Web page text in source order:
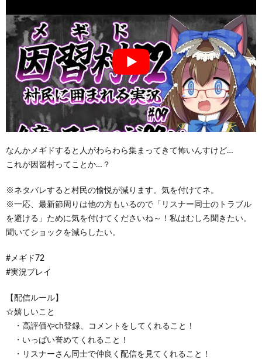
なんかメギドすると人がわらわら集まってきて怖いんすけど…
これが因習村ってことか…？
※ネタバレすると村民の愉悦が減ります。気を付けてネ。
※一応、最新節周りは他の方もいるので「リスナー同士のトラブル
を避ける」ために気を付けてくださいね～！私はむしろ聞きたい。
聞いてショックを減らしたい。
#メギド72
#実況プレイ
【配信ルール】
☆嬉しいこと
・高評価やch登録、コメントをしてくれること！
・いっぱい誉めてくれること！
・リスナーさん同士で仲良く配信を見てくれること！